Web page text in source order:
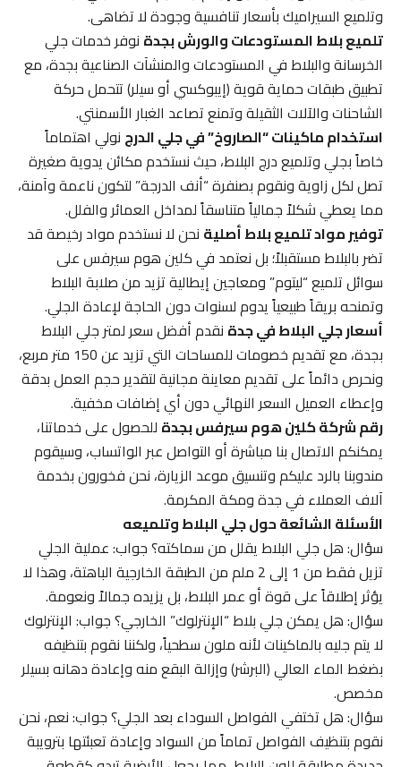
وتلميع السيراميك بأسعار تنافسية وجودة لا تضاهى.
تلميع بلاط المستودعات والورش بجدةنوفر خدمات جلي
الخرسانة والبلاط في المستودعات والمنشآت الصناعية بجدة، مع
تطبيق طبقات حماية قوية (إيبوكسي أو سيلر) تتحمل حركة
الشاحنات والآلات الثقيلة وتمنع تصاعد الغبار الأسمنتي.
استخدام ماكينات “الصاروخ” في جلي الدرجنولي اهتماماً
خاصاً بجلي وتلميع درج البلاط، حيث نستخدم مكائن يدوية صغيرة
تصل لكل زاوية ونقوم بصنفرة “أنف الدرجة” لتكون ناعمة وآمنة،
مما يعطي شكلاً جمالياً متناسقاً لمداخل العمائر والفلل.
توفير مواد تلميع بلاط أصليةنحن لا نستخدم مواد رخيصة قد
تضر بالبلاط مستقبلاً؛ بل نعتمد في كلين هوم سيرفس على
سوائل تلميع “ليتوم” ومعاجين إيطالية تزيد من صلابة البلاط
وتمنحه بريقاً طبيعياً يدوم لسنوات دون الحاجة لإعادة الجلي.
أسعار جلي البلاط في جدةنقدم أفضل سعر لمتر جلي البلاط
بجدة، مع تقديم خصومات للمساحات التي تزيد عن 150 متر مربع،
ونحرص دائماً على تقديم معاينة مجانية لتقدير حجم العمل بدقة
وإعطاء العميل السعر النهائي دون أي إضافات مخفية.
رقم شركة كلين هوم سيرفس بجدةللحصول على خدماتنا،
يمكنكم الاتصال بنا مباشرة أو التواصل عبر الواتساب، وسيقوم
مندوبنا بالرد عليكم وتنسيق موعد الزيارة، نحن فخورون بخدمة
آلاف العملاء في جدة ومكة المكرمة.
الأسئلة الشائعة حول جلي البلاط وتلميعه
سؤال: هل جلي البلاط يقلل من سماكته؟ جواب: عملية الجلي
تزيل فقط من 1 إلى 2 ملم من الطبقة الخارجية الباهتة، وهذا لا
يؤثر إطلاقاً على قوة أو عمر البلاط، بل يزيده جمالاً ونعومة.
سؤال: هل يمكن جلي بلاط “الإنترلوك” الخارجي؟ جواب: الإنترلوك
لا يتم جليه بالماكينات لأنه ملون سطحياً، ولكننا نقوم بتنظيفه
بضغط الماء العالي (البرشر) وإزالة البقع منه وإعادة دهانه بسيلر
مخصص.
سؤال: هل تختفي الفواصل السوداء بعد الجلي؟ جواب: نعم، نحن
نقوم بتنظيف الفواصل تماماً من السواد وإعادة تعبئتها بترويبة